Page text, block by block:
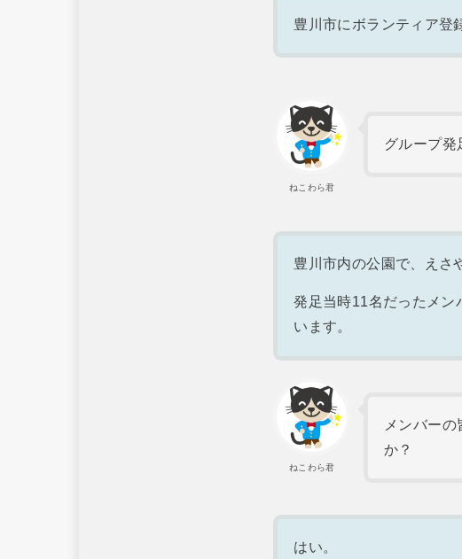
豊川市にボランティア登
ねこわら君
グループ発
豊川市内の公園で、えさ
発足当時11名だったメン
います。
ねこわら君
メンバー
か？
はい。